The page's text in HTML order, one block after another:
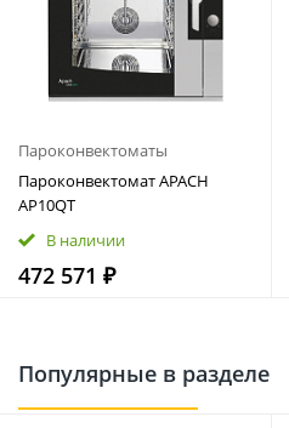
Пароконвектоматы
Пароконвектомат APACH
AP10QT
В наличии
472 571 ₽
Популярные в разделе